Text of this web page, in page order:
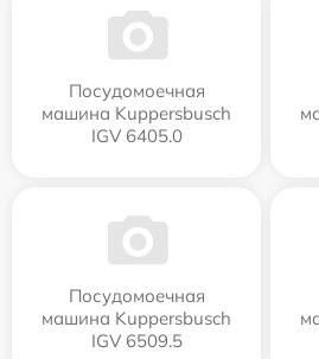
Посудомоечная
машина Kuppersbusch
IGV 6405.0
Посудомоечная
машина Kuppersbusch
IGV 6509.5